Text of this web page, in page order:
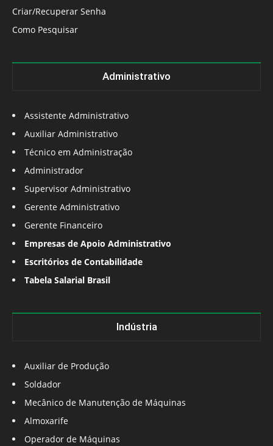
Criar/Recuperar Senha
Como Pesquisar
Administrativo
Assistente Administrativo
Auxiliar Administrativo
Técnico em Administração
Administrador
Supervisor Administrativo
Gerente Administrativo
Gerente Financeiro
Empresas de Apoio Administrativo
Escritórios de Contabilidade
Tabela Salarial Brasil
Indústria
Auxiliar de Produção
Soldador
Mecânico de Manutenção de Máquinas
Almoxarife
Operador de Máquinas